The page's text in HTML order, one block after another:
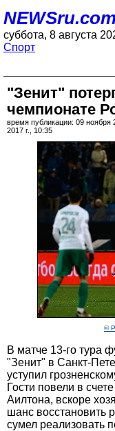
NEWSru.com
суббота, 8 августа
Спорт
"Зенит"
чемпионате
время публикации: 09 ноября
2017 г., 10:35
©
В матче 13-го тура
"Зенит" в Санкт-
уступил
Гости повели в
Аилтона, вскоре
шанс восстановить
сумел реализовать